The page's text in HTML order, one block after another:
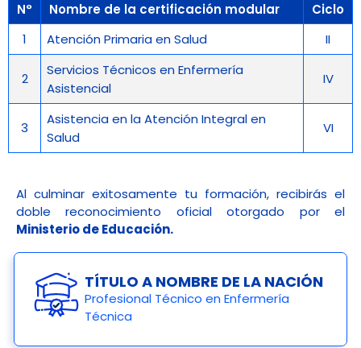
N° Nombre de la certificación modular
Ciclo
1
Atención Primaria en Salud II
2
Servicios Técnicos en Enfermería
Asistencial
IV
3
Asistencia en la Atención Integral en
Salud
VI
Al culminar exitosamente tu formación, recibirás el
doble reconocimiento oficial otorgado por el
Ministerio de Educación.
TÍTULO A NOMBRE DE LA NACIÓN
Profesional Técnico en Enfermería
Técnica